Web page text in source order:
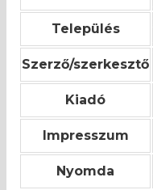
Település
Szerző/szerkesztő
Kiadó
Impresszum
Nyomda